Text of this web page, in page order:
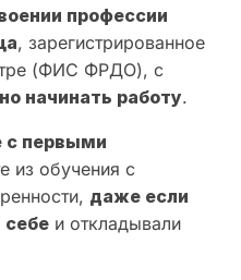
профессии
, зарегистрированное
(ФИС ФРДО), с
начинать работу.
с первыми
из обучения с
даже если
себе и откладывали